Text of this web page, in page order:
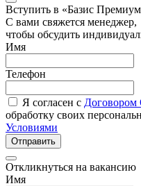
Вступить в «Базис
С вами свяжется менеджер,
чтобы обсудить
Имя
Телефон
Я согласен с
обработку своих
Условиями
Отправить
Откликнуться на вакансию
Имя